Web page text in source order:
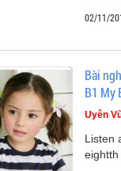
02/11/
Bài
B1 My
Uyên
Listen
eightth